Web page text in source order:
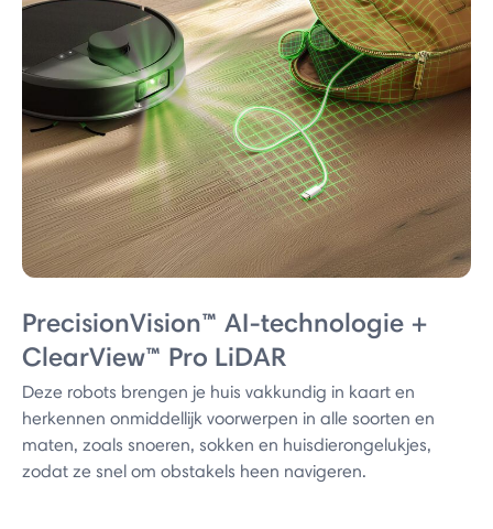
PrecisionVision™ AI-technologie +
ClearView™ Pro LiDAR
Deze robots brengen je huis vakkundig in kaart en
herkennen onmiddellijk voorwerpen in alle soorten en
maten, zoals snoeren, sokken en huisdierongelukjes,
zodat ze snel om obstakels heen navigeren.